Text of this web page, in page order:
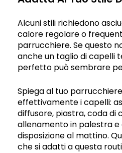
Alcuni stili richiedono
calore regolare o
parrucchiere. Se questo
anche un taglio di capelli
perfetto può sembrare
Spiega al tuo
effettivamente i capelli:
diffusore, piastra, coda di
allenamento in palestra
disposizione al mattino.
che si adatti a questa